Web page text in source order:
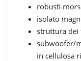
robusti
isolato
struttura dei
subwoofer/
in cellulosa